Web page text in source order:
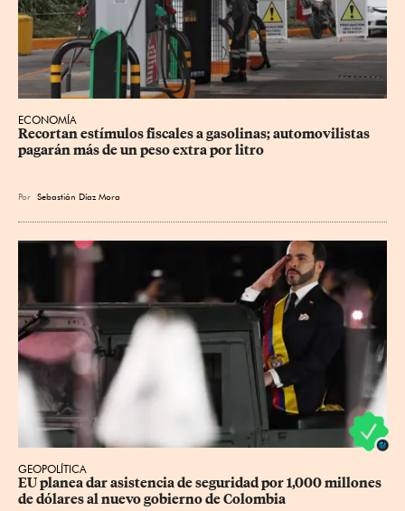
ECONOMÍA
Recortan estímulos fiscales a gasolinas; automovilistas
pagarán más de un peso extra por litro
Por Sebastián Díaz Mora
GEOPOLÍTICA
EU planea dar asistencia de seguridad por 1,000 millones
de dólares al nuevo gobierno de Colombia